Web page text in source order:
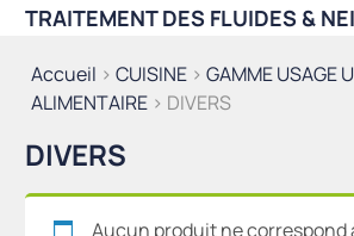
Accueil > CUISINE > GAMME USAGE
ALIMENTAIRE > DIVERS
DIVERS
Aucun produit ne correspond
TRAITEMENT DES FLUIDES &